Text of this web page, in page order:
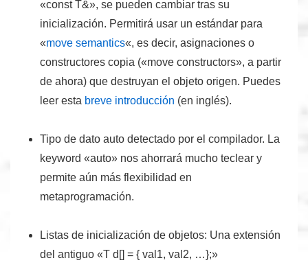
«const T&», se pueden cambiar tras su
inicialización. Permitirá usar un estándar para
«move semantics«, es decir, asignaciones o
constructores copia («move constructors», a partir
de ahora) que destruyan el objeto origen. Puedes
leer esta breve introducción (en inglés).
Tipo de dato auto detectado por el compilador. La
keyword «auto» nos ahorrará mucho teclear y
permite aún más flexibilidad en
metaprogramación.
Listas de inicialización de objetos: Una extensión
del antiguo «T d[] = { val1, val2, …};»